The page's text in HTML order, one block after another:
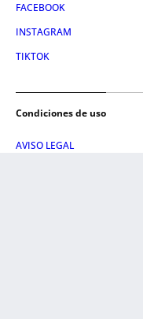
FACEBOOK
INSTAGRAM
TIKTOK
Condiciones de uso
AVISO LEGAL